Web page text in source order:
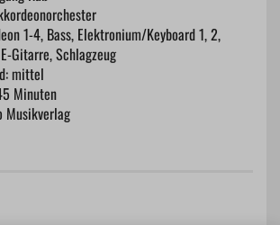
1-4, Bass, Elektronium/Keyboard 1, 2,
Gitarre, Schlagzeug
mittel
Minuten
Musikverlag